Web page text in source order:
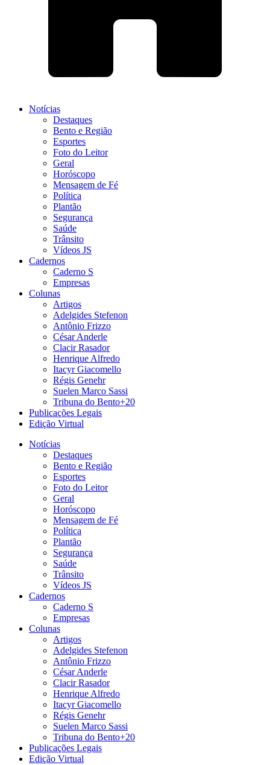
Notícias
Destaques
Bento e Região
Esportes
Foto do Leitor
Geral
Horóscopo
Mensagem de Fé
Política
Plantão
Segurança
Saúde
Trânsito
Vídeos JS
Cadernos
Caderno S
Empresas
Colunas
Artigos
Adelgides Stefenon
Antônio Frizzo
César Anderle
Clacir Rasador
Henrique Alfredo
Itacyr Giacomello
Régis Genehr
Suelen Marco Sassi
Tribuna do Bento+20
Publicações Legais
Edição Virtual
Notícias
Destaques
Bento e Região
Esportes
Foto do Leitor
Geral
Horóscopo
Mensagem de Fé
Política
Plantão
Segurança
Saúde
Trânsito
Vídeos JS
Cadernos
Caderno S
Empresas
Colunas
Artigos
Adelgides Stefenon
Antônio Frizzo
César Anderle
Clacir Rasador
Henrique Alfredo
Itacyr Giacomello
Régis Genehr
Suelen Marco Sassi
Tribuna do Bento+20
Publicações Legais
Edição Virtual